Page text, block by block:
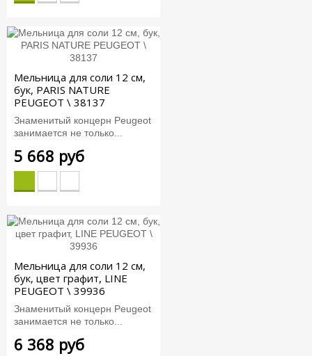
Мельница для соли 12 см,
бук, PARIS NATURE
PEUGEOT \ 38137
Знаменитый концерн Peugeot
занимается не только...
5 668 руб
Мельница для соли 12 см,
бук, цвет графит, LINE
PEUGEOT \ 39936
Знаменитый концерн Peugeot
занимается не только...
6 368 руб